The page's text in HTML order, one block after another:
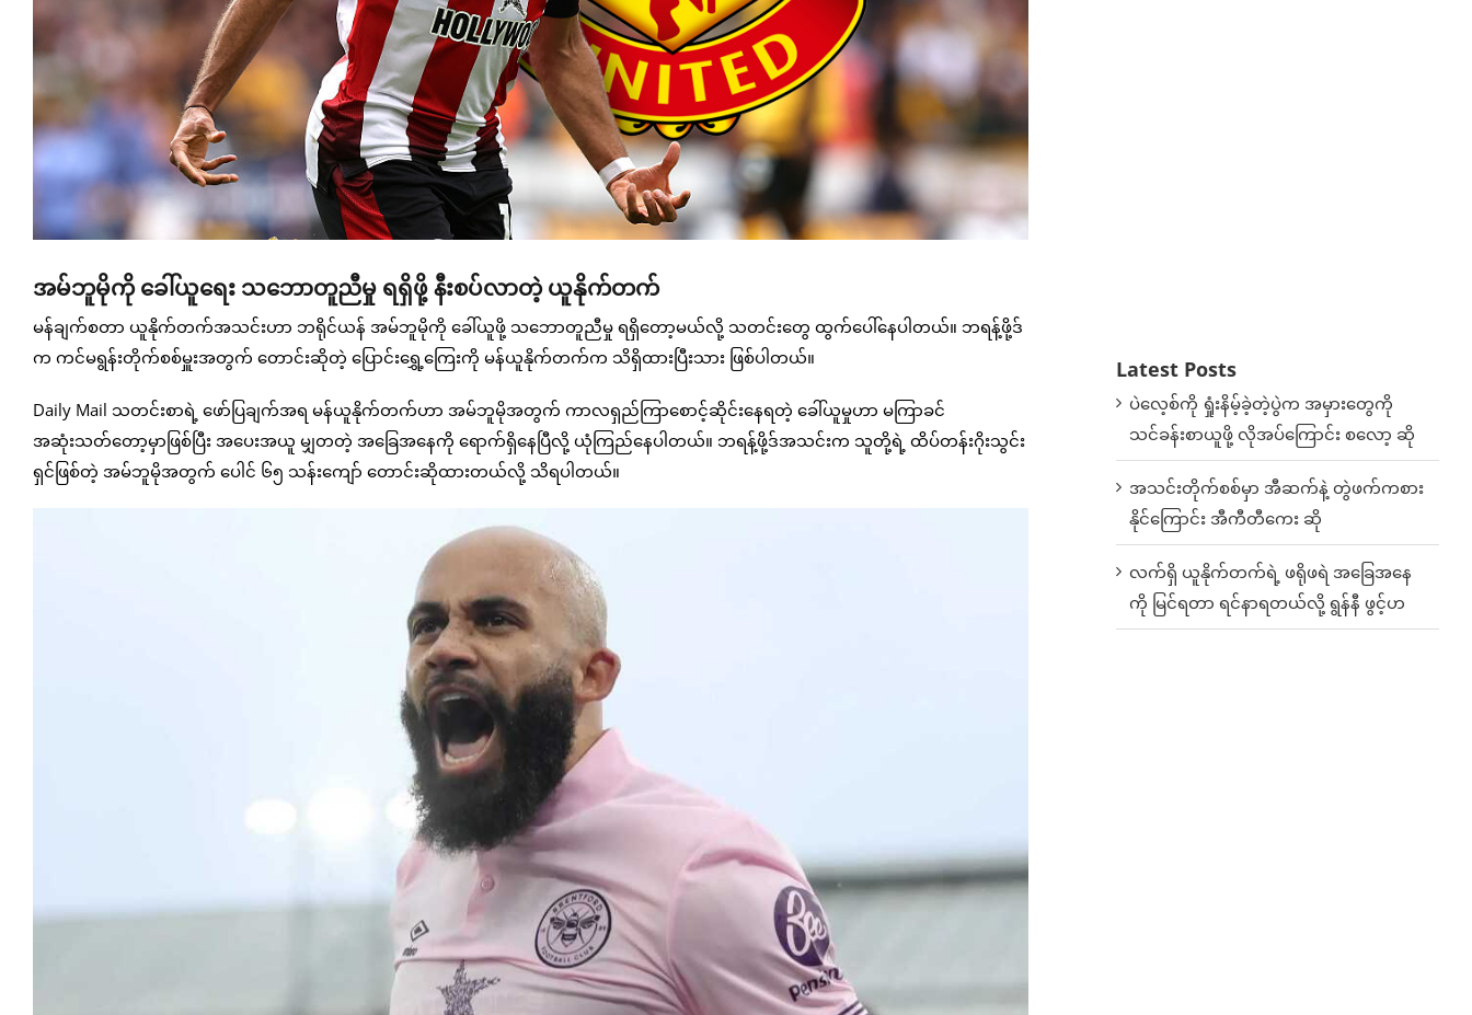
အမ်ဘူမိုကို ခေါ်ယူရေး သဘောတူညီမှု ရရှိဖို့ နီးစပ်လာတဲ့ ယူနိုက်တက်
မန်ချက်စတာ ယူနိုက်တက်အသင်းဟာ ဘရိုင်ယန် အမ်ဘူမိုကို ခေါ်ယူဖို့ သဘောတူညီမှု ရရှိတော့မယ်လို့ သတင်းတွေ ထွက်ပေါ်နေပါတယ်။ ဘရန့်ဖို့ဒ်
က ကင်မရွန်းတိုက်စစ်မှူးအတွက် တောင်းဆိုတဲ့ ပြောင်းရွှေ့ကြေးကို မန်ယူနိုက်တက်က သိရှိထားပြီးသား ဖြစ်ပါတယ်။
Daily Mail သတင်းစာရဲ့ ဖော်ပြချက်အရ မန်ယူနိုက်တက်ဟာ အမ်ဘူမိုအတွက် ကာလရှည်ကြာစောင့်ဆိုင်းနေရတဲ့ ခေါ်ယူမှုဟာ မကြာခင်
အဆုံးသတ်တော့မှာဖြစ်ပြီး အပေးအယူ မျှတတဲ့ အခြေအနေကို ရောက်ရှိနေပြီလို့ ယုံကြည်နေပါတယ်။ ဘရန့်ဖို့ဒ်အသင်းက သူတို့ရဲ့ ထိပ်တန်းဂိုးသွင်း
ရှင်ဖြစ်တဲ့ အမ်ဘူမိုအတွက် ပေါင် ၆၅ သန်းကျော် တောင်းဆိုထားတယ်လို့ သိရပါတယ်။
Latest Posts
ပဲလေ့စ်ကို ရှုံးနိမ့်ခဲ့တဲ့ပွဲက အမှားတွေကို
သင်ခန်းစာယူဖို့ လိုအပ်ကြောင်း စလော့ ဆို
အသင်းတိုက်စစ်မှာ အီဆက်နဲ့ တွဲဖက်ကစား
နိုင်ကြောင်း အီကီတီကေး ဆို
လက်ရှိ ယူနိုက်တက်ရဲ့ ဖရိုဖရဲ အခြေအနေ
ကို မြင်ရတာ ရင်နာရတယ်လို့ ရွန်နီ ဖွင့်ဟ